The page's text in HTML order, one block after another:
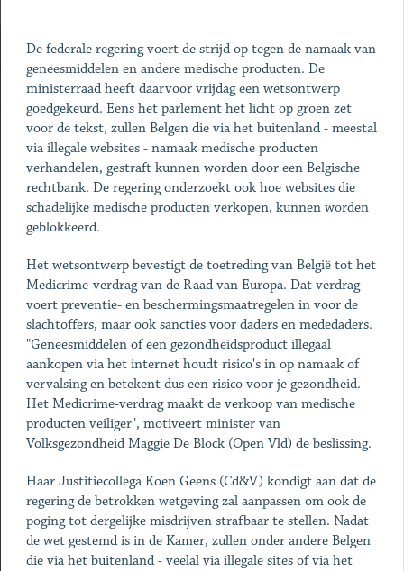
De federale regering voert de strijd op tegen de namaak van
geneesmiddelen en andere medische producten. De
ministerraad heeft daarvoor vrijdag een wetsontwerp
goedgekeurd. Eens het parlement het licht op groen zet
voor de tekst, zullen Belgen die via het buitenland - meestal
via illegale websites - namaak medische producten
verhandelen, gestraft kunnen worden door een Belgische
rechtbank. De regering onderzoekt ook hoe websites die
schadelijke medische producten verkopen, kunnen worden
geblokkeerd.
Het wetsontwerp bevestigt de toetreding van België tot het
Medicrime-verdrag van de Raad van Europa. Dat verdrag
voert preventie- en beschermingsmaatregelen in voor de
slachtoffers, maar ook sancties voor daders en mededaders.
"Geneesmiddelen of een gezondheidsproduct illegaal
aankopen via het internet houdt risico's in op namaak of
vervalsing en betekent dus een risico voor je gezondheid.
Het Medicrime-verdrag maakt de verkoop van medische
producten veiliger", motiveert minister van
Volksgezondheid Maggie De Block (Open Vld) de beslissing.
Haar Justitiecollega Koen Geens (Cd&V) kondigt aan dat de
regering de betrokken wetgeving zal aanpassen om ook de
poging tot dergelijke misdrijven strafbaar te stellen. Nadat
de wet gestemd is in de Kamer, zullen onder andere Belgen
die via het buitenland - veelal via illegale sites of via het